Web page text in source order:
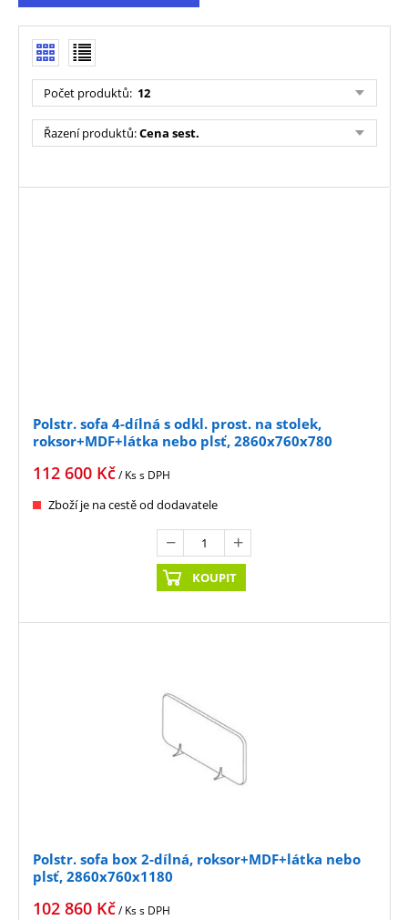
Počet produktů: 12
Řazení produktů:Cena sest.
Polstr. sofa 4-dílná s odkl. prost. na stolek,
roksor+MDF+látka nebo plsť, 2860x760x780
112 600 Kč/ Kss DPH
Zboží je na cestě od dodavatele
KOUPIT
Polstr. sofa box 2-dílná, roksor+MDF+látka nebo
plsť, 2860x760x1180
102 860 Kč/ Kss DPH